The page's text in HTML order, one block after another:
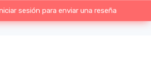
sesión para enviar una reseña